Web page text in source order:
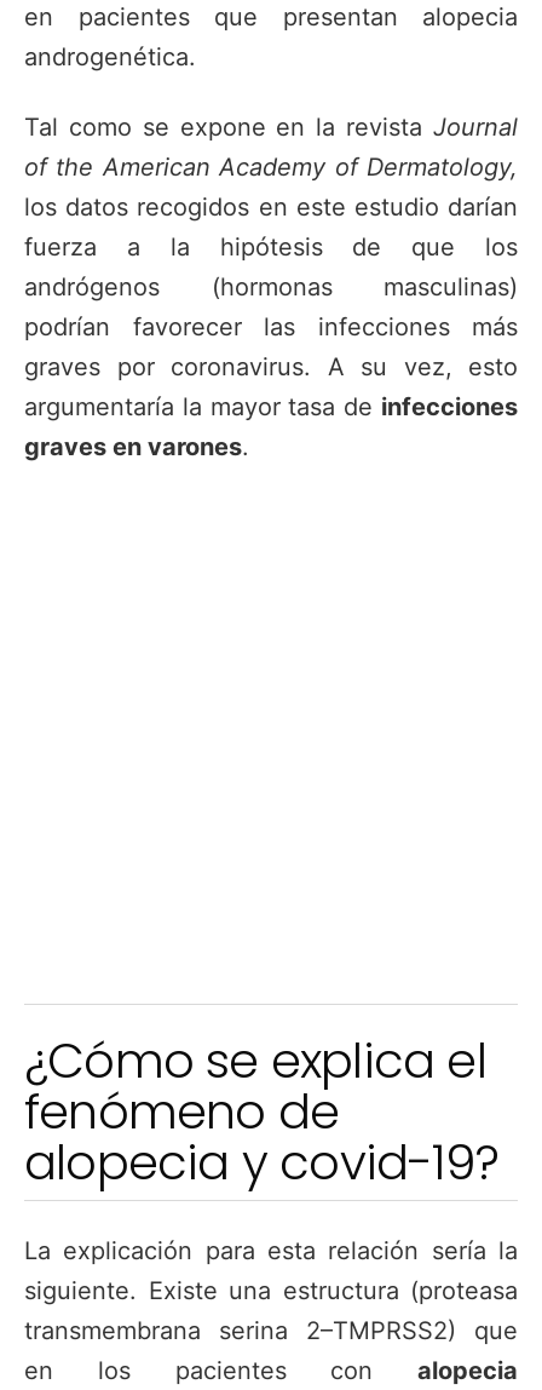
en pacientes que presentan alopecia
androgenética.
Tal como se expone en la revista Journal
of the American Academy of Dermatology,
los datos recogidos en este estudio darían
fuerza a la hipótesis de que los
andrógenos (hormonas masculinas)
podrían favorecer las infecciones más
graves por coronavirus. A su vez, esto
argumentaría la mayor tasa de infecciones
graves en varones.
¿Cómo se explica el
fenómeno de
alopecia y covid-19?
La explicación para esta relación sería la
siguiente. Existe una estructura (proteasa
transmembrana serina 2–TMPRSS2) que
en los pacientes con alopecia